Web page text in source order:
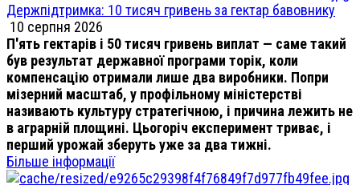
Держпідтримка: 10 тисяч гривень за гектар бавовнику
10 серпня 2026
П'ять гектарів і 50 тисяч гривень виплат — саме такий
був результат державної програми торік, коли
компенсацію отримали лише два виробники. Попри
мізерний масштаб, у профільному міністерстві
називають культуру стратегічною, і причина лежить не
в аграрній площині. Цьогоріч експеримент триває, і
перший урожай зберуть уже за два тижні.
Більше інформації